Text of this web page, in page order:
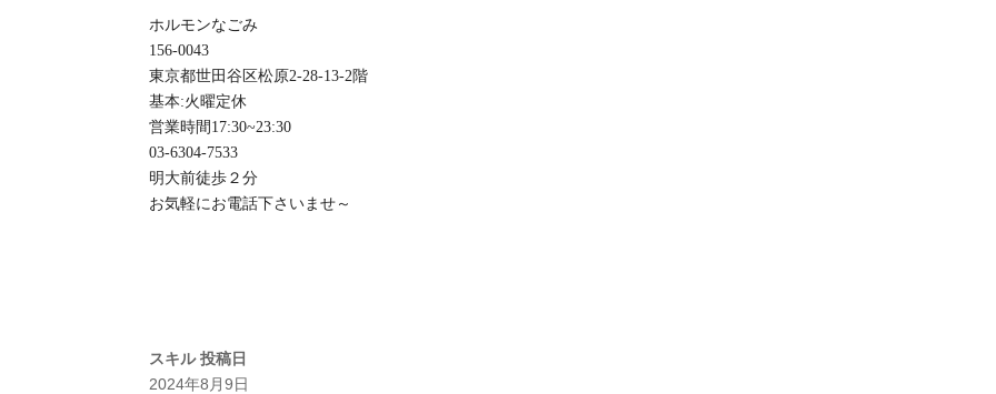
ホルモンなごみ
156-0043
東京都世田谷区松原2-28-13-2階
基本:火曜定休
️営業時間17:30~23:30
03-6304-7533
明大前徒歩２分
お気軽にお電話下さいませ～
スキル 投稿日
2024年8月9日